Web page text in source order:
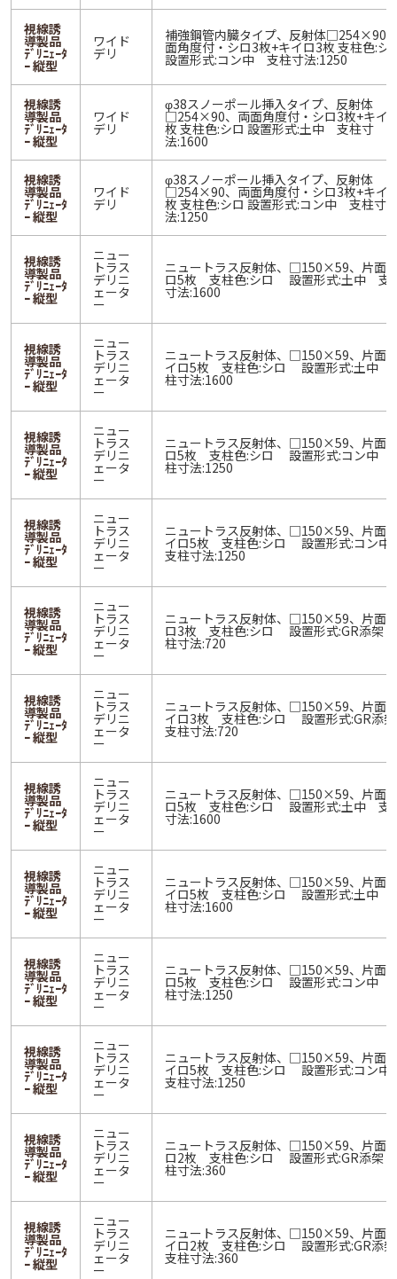
視線誘
導製品
ﾃﾞﾘﾆｪｰﾀ
ｰ 縦型
ワイド
デリ
補強鋼管内臓タイプ、反射体□254×90
面角度付・シロ3枚+キイロ3枚 支柱色:シ
設置形式:コン中 支柱寸法:1250
視線誘
導製品
ﾃﾞﾘﾆｪｰﾀ
ｰ 縦型
ワイド
デリ
φ38スノーポール挿入タイプ、反射体
□254×90、両面角度付・シロ3枚+キイ
枚 支柱色:シロ 設置形式:土中 支柱寸
法:1600
視線誘
導製品
ﾃﾞﾘﾆｪｰﾀ
ｰ 縦型
ワイド
デリ
φ38スノーポール挿入タイプ、反射体
□254×90、両面角度付・シロ3枚+キイ
枚 支柱色:シロ 設置形式:コン中 支柱寸
法:1250
視線誘
導製品
ﾃﾞﾘﾆｪｰﾀ
ｰ 縦型
ニュー
トラス
デリニ
ェータ
ー
ニュートラス反射体、□150×59、片面
ロ5枚 支柱色:シロ 設置形式:土中 支
寸法:1600
視線誘
導製品
ﾃﾞﾘﾆｪｰﾀ
ｰ 縦型
ニュー
トラス
デリニ
ェータ
ー
ニュートラス反射体、□150×59、片面
イロ5枚 支柱色:シロ 設置形式:土中
柱寸法:1600
視線誘
導製品
ﾃﾞﾘﾆｪｰﾀ
ｰ 縦型
ニュー
トラス
デリニ
ェータ
ー
ニュートラス反射体、□150×59、片面
ロ5枚 支柱色:シロ 設置形式:コン中
柱寸法:1250
視線誘
導製品
ﾃﾞﾘﾆｪｰﾀ
ｰ 縦型
ニュー
トラス
デリニ
ェータ
ー
ニュートラス反射体、□150×59、片面
イロ5枚 支柱色:シロ 設置形式:コン
支柱寸法:1250
視線誘
導製品
ﾃﾞﾘﾆｪｰﾀ
ｰ 縦型
ニュー
トラス
デリニ
ェータ
ー
ニュートラス反射体、□150×59、片面
ロ3枚 支柱色:シロ 設置形式:GR添架
柱寸法:720
視線誘
導製品
ﾃﾞﾘﾆｪｰﾀ
ｰ 縦型
ニュー
トラス
デリニ
ェータ
ー
ニュートラス反射体、□150×59、片面
イロ3枚 支柱色:シロ 設置形式:GR
支柱寸法:720
視線誘
導製品
ﾃﾞﾘﾆｪｰﾀ
ｰ 縦型
ニュー
トラス
デリニ
ェータ
ー
ニュートラス反射体、□150×59、片面
ロ5枚 支柱色:シロ 設置形式:土中 支
寸法:1600
視線誘
導製品
ﾃﾞﾘﾆｪｰﾀ
ｰ 縦型
ニュー
トラス
デリニ
ェータ
ー
ニュートラス反射体、□150×59、片面
イロ5枚 支柱色:シロ 設置形式:土中
柱寸法:1600
視線誘
導製品
ﾃﾞﾘﾆｪｰﾀ
ｰ 縦型
ニュー
トラス
デリニ
ェータ
ー
ニュートラス反射体、□150×59、片面
ロ5枚 支柱色:シロ 設置形式:コン中
柱寸法:1250
視線誘
導製品
ﾃﾞﾘﾆｪｰﾀ
ｰ 縦型
ニュー
トラス
デリニ
ェータ
ー
ニュートラス反射体、□150×59、片面
イロ5枚 支柱色:シロ 設置形式:コン
支柱寸法:1250
視線誘
導製品
ﾃﾞﾘﾆｪｰﾀ
ｰ 縦型
ニュー
トラス
デリニ
ェータ
ー
ニュートラス反射体、□150×59、片面
ロ2枚 支柱色:シロ 設置形式:GR添架
柱寸法:360
視線誘
導製品
ﾃﾞﾘﾆｪｰﾀ
ｰ 縦型
ニュー
トラス
デリニ
ェータ
ー
ニュートラス反射体、□150×59、片面
イロ2枚 支柱色:シロ 設置形式:GR
支柱寸法:360